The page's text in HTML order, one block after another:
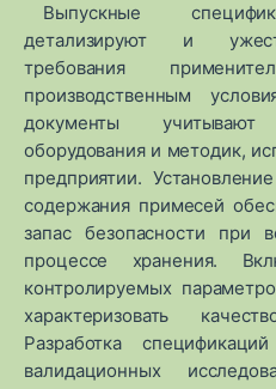
Выпускные
детализируют и
требования
производственным
документы
оборудования и методик,
предприятии.
содержания примесей
запас безопасности при
процессе хранения.
контролируемых
характеризовать
Разработка
валидационных